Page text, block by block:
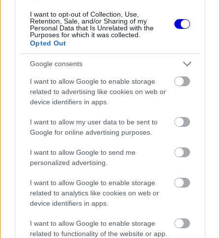
I want to opt-out of Collection, Use,
Retention, Sale, and/or Sharing of my
Personal Data that Is Unrelated with the
Purposes for which it was collected.
Opted Out
Google consents
I want to allow Google to enable storage
related to advertising like cookies on web or
device identifiers in apps.
I want to allow my user data to be sent to
Google for online advertising purposes.
I want to allow Google to send me
personalized advertising.
I want to allow Google to enable storage
related to analytics like cookies on web or
device identifiers in apps.
I want to allow Google to enable storage
related to functionality of the website or app.
FORMA-1
Rendkívül okos döntést hozott az
FORMA-1
Fontos kulcsembert csábított át
riválisától a Red Bull
Verstappen elsőként hajtott pályára a kétórás
edzésen, és kezdetben még kilenc perc feletti
Huszonöt perc elteltével született meg az első